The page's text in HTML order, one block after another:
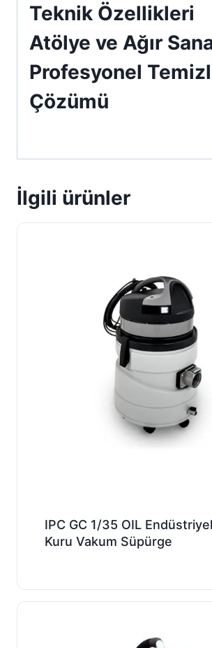
Teknik Özellikleri
Atölye ve Ağır
Profesyonel
Çözümü
İlgili ürünler
IPC GC 1/35 OIL
Kuru Vakum Süpürge